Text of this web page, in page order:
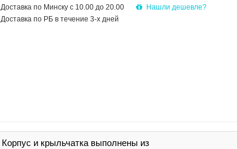
Доставка по Минску с 10.00 до 20.00
Доставка по РБ в течение 3-х дней
Нашли дешевле?
Корпус и крыльчатка выполнены из